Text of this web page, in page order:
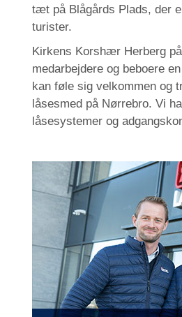
tæt på Blågårds Plads, der
turister.
Kirkens Korshær Herberg
medarbejdere og beboere
kan føle sig velkommen og
låsesmed på Nørrebro. Vi
låsesystemer og